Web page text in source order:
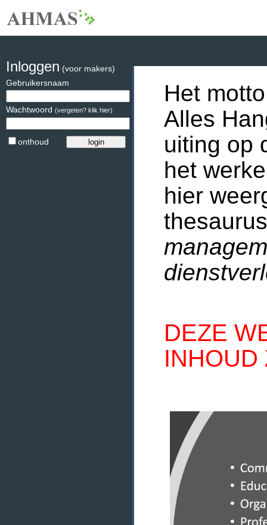
Het
Alles
uiting op
het
hier
DEZE
INHOUD
Inloggen (voor makers)
Gebruikersnaam
Wachtwoord (vergeten? klik hier)
onthoud